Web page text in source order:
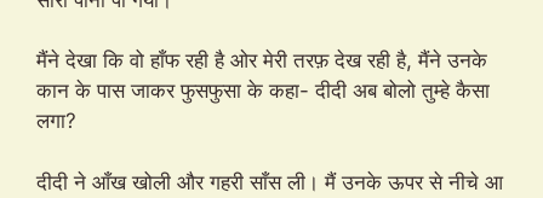
मैंने देखा कि वो हाँफ रही है ओर मेरी तरफ़ देख रही है, मैंने उनके
कान के पास जाकर फुसफुसा के कहा- दीदी अब बोलो तुम्हे कैसा
लगा?
दीदी ने आँख खोली और गहरी साँस ली। मैं उनके ऊपर से नीचे आ